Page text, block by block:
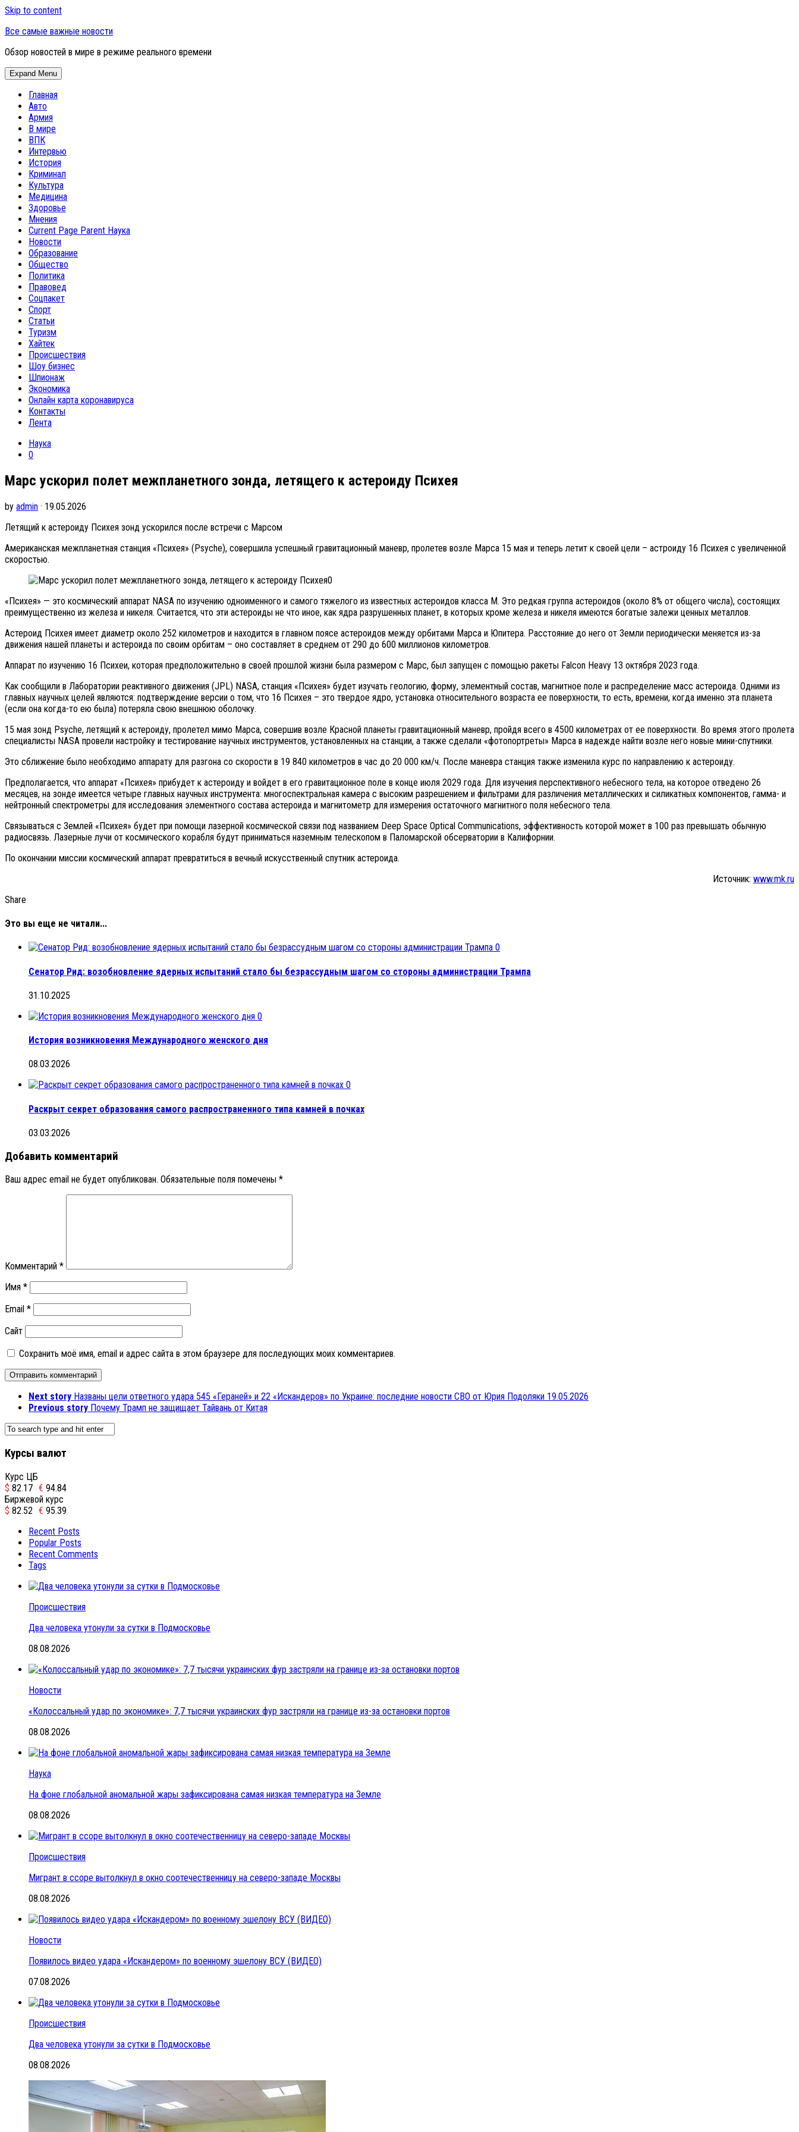
Skip to content
Все самые важные новости
Обзор новостей в мире в режиме реального времени
Expand Menu
Главная
Авто
Армия
В мире
ВПК
Интервью
История
Криминал
Культура
Медицина
Здоровье
Мнения
Current Page Parent Наука
Новости
Образование
Общество
Политика
Правовед
Соцпакет
Спорт
Статьи
Туризм
Хайтек
Происшествия
Шоу бизнес
Шпионаж
Экономика
Онлайн карта коронавируса
Контакты
Лента
Наука
0
Марс ускорил полет межпланетного зонда, летящего к астероиду Психея
by admin · 19.05.2026
Летящий к астероиду Психея зонд ускорился после встречи с Марсом
Американская межпланетная станция «Психея» (Psyche), совершила успешный гравитационный маневр, пролетев возле Марса 15 мая и теперь летит к своей цели – астроиду 16 Психея с увеличенной
скоростью.
«Психея» — это космический аппарат NASA по изучению одноименного и самого тяжелого из известных астероидов класса М. Это редкая группа астероидов (около 8% от общего числа), состоящих
преимущественно из железа и никеля. Считается, что эти астероиды не что иное, как ядра разрушенных планет, в которых кроме железа и никеля имеются богатые залежи ценных металлов.
Астероид Психея имеет диаметр около 252 километров и находится в главном поясе астероидов между орбитами Марса и Юпитера. Расстояние до него от Земли периодически меняется из-за
движения нашей планеты и астероида по своим орбитам – оно составляет в среднем от 290 до 600 миллионов километров.
Аппарат по изучению 16 Психеи, которая предположительно в своей прошлой жизни была размером с Марс, был запущен с помощью ракеты Falcon Heavy 13 октября 2023 года.
Как сообщили в Лаборатории реактивного движения (JPL) NASA, станция «Психея» будет изучать геологию, форму, элементный состав, магнитное поле и распределение масс астероида. Одними из
главных научных целей являются: подтверждение версии о том, что 16 Психея – это твердое ядро, установка относительного возраста ее поверхности, то есть, времени, когда именно эта планета
(если она когда-то ею была) потеряла свою внешнюю оболочку.
15 мая зонд Psyche, летящий к астероиду, пролетел мимо Марса, совершив возле Красной планеты гравитационный маневр, пройдя всего в 4500 километрах от ее поверхности. Во время этого пролета
специалисты NASA провели настройку и тестирование научных инструментов, установленных на станции, а также сделали «фотопортреты» Марса в надежде найти возле него новые мини-спутники.
Это сближение было необходимо аппарату для разгона со скорости в 19 840 километров в час до 20 000 км/ч. После маневра станция также изменила курс по направлению к астероиду.
Предполагается, что аппарат «Психея» прибудет к астероиду и войдет в его гравитационное поле в конце июля 2029 года. Для изучения перспективного небесного тела, на которое отведено 26
месяцев, на зонде имеется четыре главных научных инструмента: многоспектральная камера с высоким разрешением и фильтрами для различения металлических и силикатных компонентов, гамма- и
нейтронный спектрометры для исследования элементного состава астероида и магнитометр для измерения остаточного магнитного поля небесного тела.
Связываться с Землей «Психея» будет при помощи лазерной космической связи под названием Deep Space Optical Communications, эффективность которой может в 100 раз превышать обычную
радиосвязь. Лазерные лучи от космического корабля будут приниматься наземным телескопом в Паломарской обсерватории в Калифорнии.
По окончании миссии космический аппарат превратиться в вечный искусственный спутник астероида.
Источник: www.mk.ru
Share
Это вы еще не читали...
0
Сенатор Рид: возобновление ядерных испытаний стало бы безрассудным шагом со стороны администрации Трампа
31.10.2025
0
История возникновения Международного женского дня
08.03.2026
0
Раскрыт секрет образования самого распространенного типа камней в почках
03.03.2026
Добавить комментарий
Ваш адрес email не будет опубликован. Обязательные поля помечены *
Комментарий *
Имя *
Email *
Сайт
Сохранить моё имя, email и адрес сайта в этом браузере для последующих моих комментариев.
Next story Названы цели ответного удара 545 «Гераней» и 22 «Искандеров» по Украине: последние новости СВО от Юрия Подоляки 19.05.2026
Previous story Почему Трамп не защищает Тайвань от Китая
Курсы валют
Курс ЦБ
$ 82.17 € 94.84
Биржевой курс
$ 82.52 € 95.39
Recent Posts
Popular Posts
Recent Comments
Tags
Происшествия
Два человека утонули за сутки в Подмосковье
08.08.2026
Новости
«Колоссальный удар по экономике»: 7,7 тысячи украинских фур застряли на границе из-за остановки портов
08.08.2026
Наука
На фоне глобальной аномальной жары зафиксирована самая низкая температура на Земле
08.08.2026
Происшествия
Мигрант в ссоре вытолкнул в окно соотечественницу на северо-западе Москвы
08.08.2026
Новости
Появилось видео удара «Искандером» по военному эшелону ВСУ (ВИДЕО)
07.08.2026
Происшествия
Два человека утонули за сутки в Подмосковье
08.08.2026